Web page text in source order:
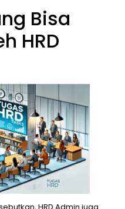
Bisa
HRD